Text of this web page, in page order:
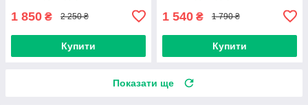
1 850 ₴ 2 250 ₴
Купити
1 540 ₴ 1 790 ₴
Купити
Показати ще